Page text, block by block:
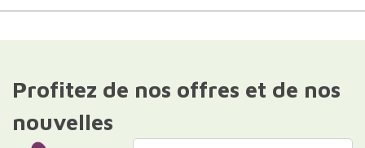
Profitez de nos offres et de nos
nouvelles